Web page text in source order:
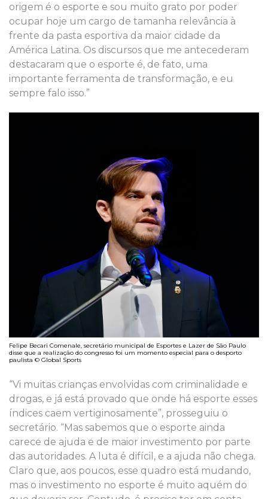
origem é o esporte e sou muito grato por poder
ocupar hoje um cargo de tamanha relevância à
frente da pasta esportiva da maior cidade da
América Latina. Os discursos que me antecederam
destacaram que o esporte é, de fato, uma
importante ferramenta de transformação, e eu
sempre falo isso.”
Felipe Becari Comenale, secretário municipal de Esportes e Lazer de São Paulo
disse que a realização do congresso foi um momento especial para o desporto
paulista © Global Sports
“Vi muitas crianças envolvidas com criminalidade e
drogas, e já está provado que onde há esporte esses
índices caem vertiginosamente”, prosseguiu o
secretário. “Mas sabemos que o esporte ainda
carece de ajuda e de maior investimento por parte
das autoridades. A luta é difícil, e a ajuda não chega.
Claro que, aos poucos, esse quadro está mudando,
mas o investimento no esporte é muito aquém do